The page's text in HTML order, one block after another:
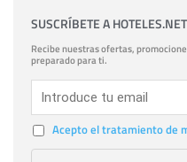
SUSCRÍBETE A HOTELES.NET
Recibe nuestras ofertas,
preparado para ti.
Acepto el tratamiento de